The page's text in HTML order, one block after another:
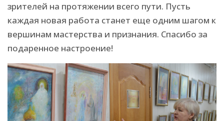
зрителей на протяжении всего пути. Пусть
каждая новая работа станет еще одним шагом к
вершинам мастерства и признания. Спасибо за
подаренное настроение!